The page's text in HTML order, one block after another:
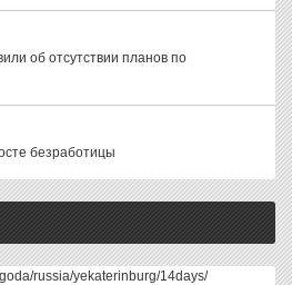
об отсутствии планов по
безработицы
russia/yekaterinburg/14days/